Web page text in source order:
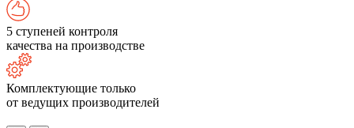
5 ступеней контроля
качества на производстве
Комплектующие только
от ведущих производителей